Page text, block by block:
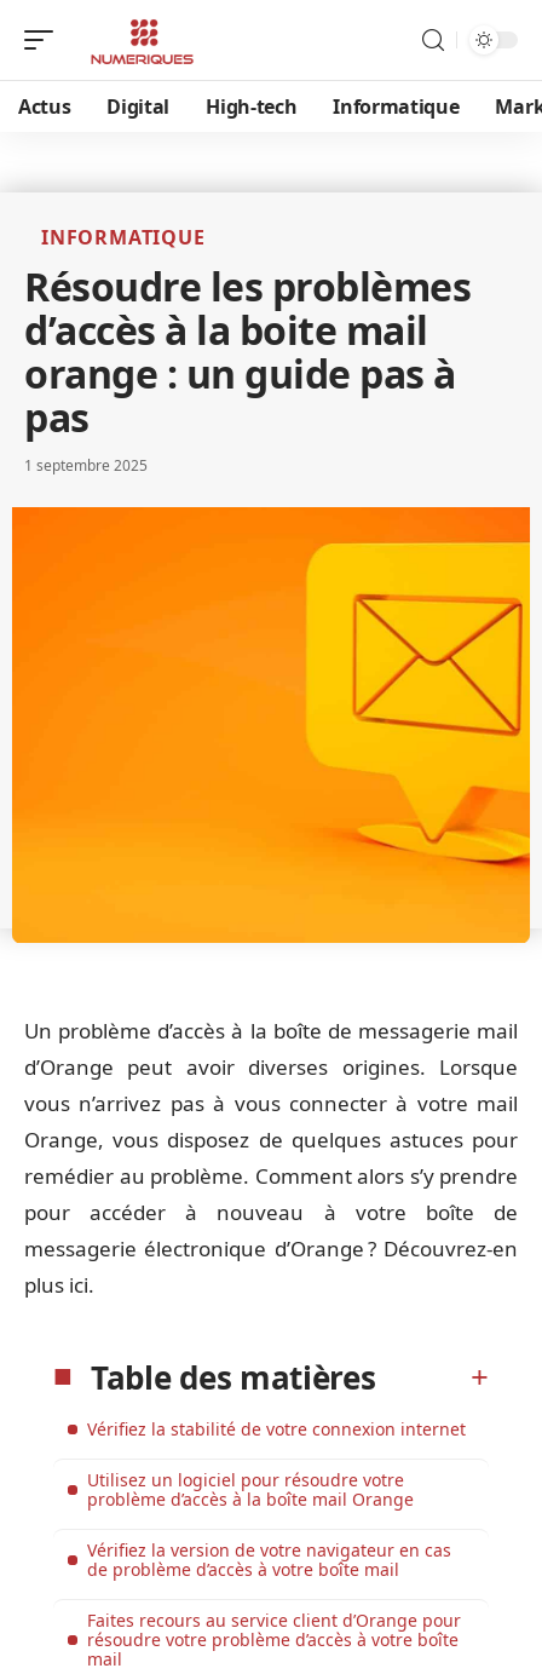
Actus Digital High-tech Informatique
INFORMATIQUE
Résoudre les problèmes
d’accès à la boite mail
orange : un guide pas à
pas
1 septembre 2025
Un problème d’accès à la boîte de messagerie mail
d’Orange peut avoir diverses origines. Lorsque
vous n’arrivez pas à vous connecter à votre mail
Orange, vous disposez de quelques astuces pour
remédier au problème. Comment alors s’y prendre
pour accéder à nouveau à votre boîte de
messagerie électronique d’Orange ? Découvrez-en
plus ici.
Table des matières
Vérifiez la stabilité de votre connexion internet
Utilisez un logiciel pour résoudre votre
problème d’accès à la boîte mail Orange
Vérifiez la version de votre navigateur en cas
de problème d’accès à votre boîte mail
Faites recours au service client d’Orange pour
résoudre votre problème d’accès à votre boîte
mail